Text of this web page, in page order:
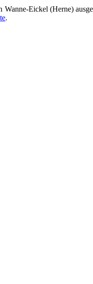
Eickel (Herne)
.